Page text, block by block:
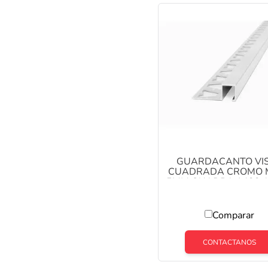
GUARDACANTO
CUADRADA CROMO
5MM QUADRA 1423
Comparar
CONTACTANOS